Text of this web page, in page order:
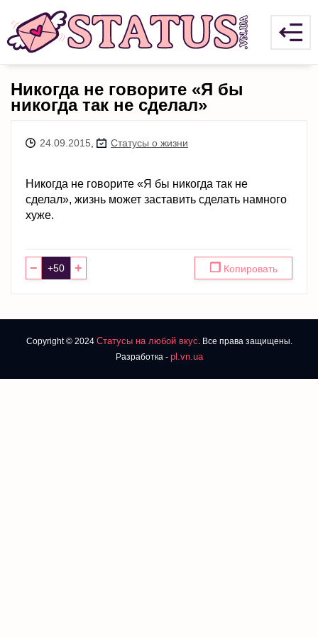
Никогда не говорите «Я бы
никогда так не сделал»
24.09.2015 Статусы о жизни
Никогда не говорите «Я бы никогда так не
сделал», жизнь может заставить сделать намного
хуже.
− + ❐ Копировать
Copyright © 2024 Статусы на любой вкус. Все права защищены.
Разработка - pl.vn.ua